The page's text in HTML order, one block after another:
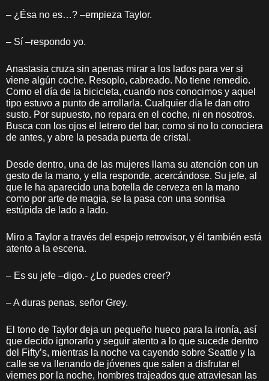
– ¿Ésa no es…? –empieza Taylor.
– Sí –respondo yo.
Anastasia cruza sin apenas mirar a los lados para ver si
viene algún coche. Resoplo, cabreado. No tiene remedio.
Como el día de la bicicleta, cuando nos conocimos y aquel
tipo estuvo a punto de arrollarla. Cualquier día le dan otro
susto. Por supuesto, no repara en el coche, ni en nosotros.
Busca con los ojos el letrero del bar, como si no lo conociera
de antes, y abre la pesada puerta de cristal.
Desde dentro, una de las mujeres llama su atención con un
gesto de la mano, y ella responde, acercándose. Su jefe, al
que le ha aparecido una botella de cerveza en la mano
como por arte de magia, se la pasa con una sonrisa
estúpida de lado a lado.
Miro a Taylor a través del espejo retrovisor, y él también está
atento a la escena.
– Es su jefe –digo.- ¿Lo puedes creer?
– A duras penas, señor Grey.
El tono de Taylor deja un pequeño hueco para la ironía, así
que decido ignorarlo y seguir atento a lo que sucede dentro
del Fifty’s, mientras la noche va cayendo sobre Seattle y la
calle se va llenando de jóvenes que salen a disfrutar el
viernes por la noche, hombres trajeados que atraviesan las